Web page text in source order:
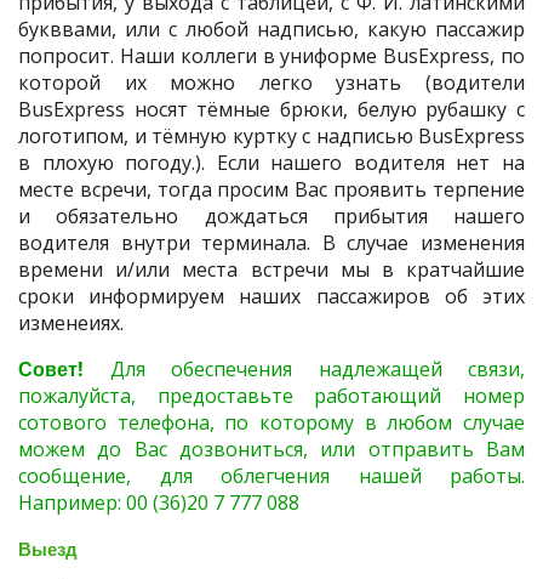
букввами, или с любой надписью, какую пассажир
попросит. Наши коллеги в униформе BusExpress, по
которой их можно легко узнать (водители
BusExpress носят тёмные брюки, белую рубашку с
логотипом, и тёмную куртку с надписью BusExpress
в плохую погоду.). Если нашего водителя нет на
месте всречи, тогда просим Вас проявить терпение
и обязательно дождаться прибытия нашего
водителя внутри терминала. В случае изменения
времени и/или места встречи мы в кратчайшие
сроки информируем наших пассажиров об этих
изменеиях.
Совет! Для обеспечения надлежащей связи,
пожалуйста, предоставьте работающий номер
сотового телефона, по которому в любом случае
можем до Вас дозвониться, или отправить Вам
сообщение, для облегчения нашей работы.
Например: 00 (36)20 7 777 088
Выезд